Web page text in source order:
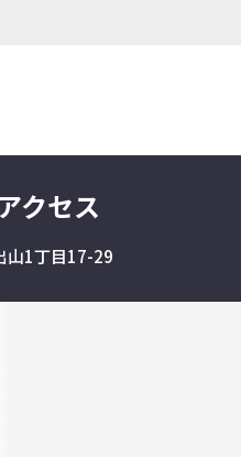
クセス
山1丁目17-29